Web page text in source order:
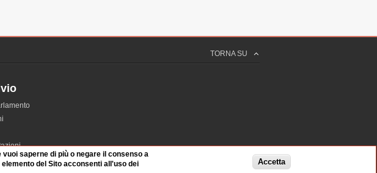
TORNA SU
saperne di più o negare il consenso a
del Sito acconsenti all'uso dei
Accetta